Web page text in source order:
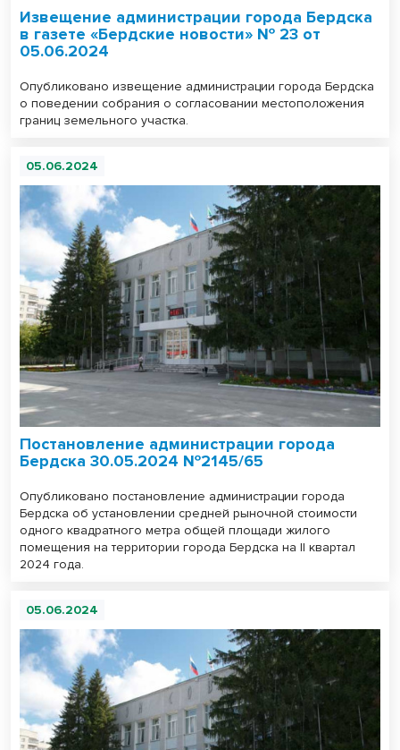
Извещение администрации города Бердска
в газете «Бердские новости» № 23 от
05.06.2024
Опубликовано извещение администрации города Бердска
о поведении собрания о согласовании местоположения
границ земельного участка.
05.06.2024
Постановление администрации города
Бердска 30.05.2024 №2145/65
Опубликовано постановление администрации города
Бердска об установлении средней рыночной стоимости
одного квадратного метра общей площади жилого
помещения на территории города Бердска на II квартал
2024 года.
05.06.2024